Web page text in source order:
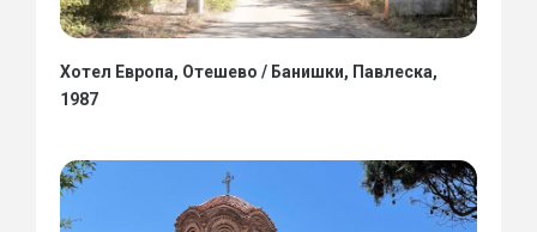
Хотел Европа, Отешево / Банишки, Павлеска,
1987